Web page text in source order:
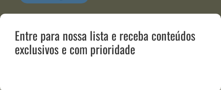
Entre para nossa lista e receba conteúdos
exclusivos e com prioridade